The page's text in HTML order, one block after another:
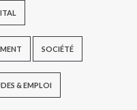
SOCIÉTÉ
& EMPLOI